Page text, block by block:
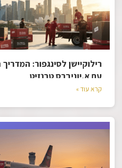
רילוקיישן לסינגפור:
עם א.יוניברס טרנזיט
קרא עוד »